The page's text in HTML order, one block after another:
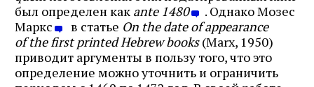
был определен как ante 1480
. Однако Мозес
Маркс
в статье On the date of appearance
of the first printed Hebrew books(Marx, 1950)
приводит аргументы в пользу того, что это
определение можно уточнить и ограничить